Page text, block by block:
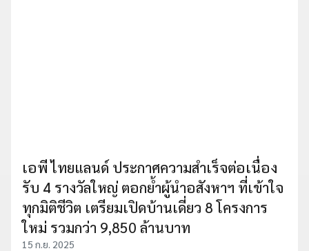
เอพี ไทยแลนด์ ประกาศความสำเร็จต่อเนื่อง
รับ 4 รางวัลใหญ่ ตอกย้ำผู้นำอสังหาฯ ที่เข้าใจ
ทุกมิติชีวิต เตรียมเปิดบ้านเดี่ยว 8 โครงการ
ใหม่ รวมกว่า 9,850 ล้านบาท
15 ก.ย. 2025